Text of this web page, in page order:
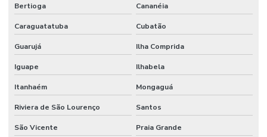
Bertioga
Cananéia
Caraguatatuba Cubatão
Guarujá Ilha Comprida
Iguape Ilhabela
Itanhaém Mongaguá
Riviera de São Lourenço Santos
São Vicente Praia Grande